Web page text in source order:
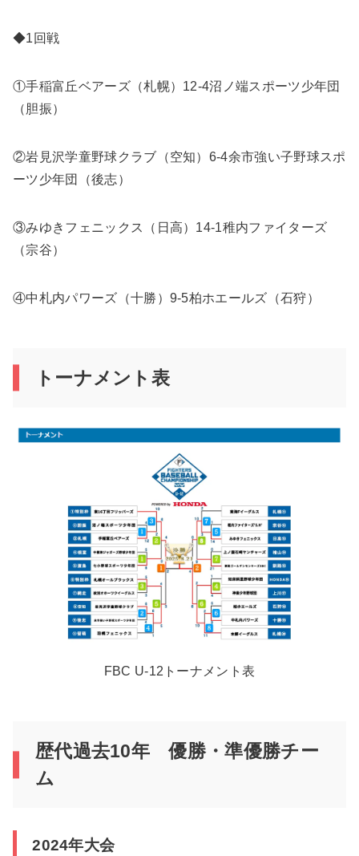
◆1回戦
①手稲富丘ベアーズ（札幌）12-4沼ノ端スポーツ少年団
（胆振）
②岩見沢学童野球クラブ（空知）6-4余市強い子野球スポ
ーツ少年団（後志）
③みゆきフェニックス（日高）14-1稚内ファイターズ
（宗谷）
④中札内パワーズ（十勝）9-5柏ホエールズ（石狩）
トーナメント表
FBC U-12トーナメント表
歴代過去10年 優勝・準優勝チー
ム
2024年大会